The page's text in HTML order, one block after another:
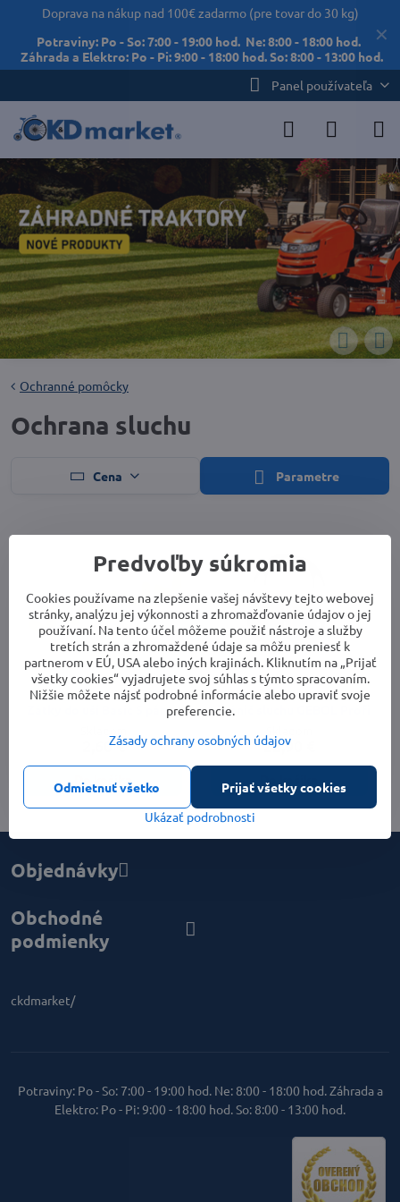
✕
Doprava na nákup nad 100€ zadarmo (pre tovar do 30 kg)
Potraviny: Po - So: 7:00 - 19:00 hod. Ne: 8:00 - 18:00 hod.
Záhrada a Elektro: Po - Pi: 9:00 - 18:00 hod. So: 8:00 - 13:00 hod.
Panel používateľa
Ochranné pomôcky
Ochrana sluchu
Cena Parametre
Zátky do uší Basic 5 párov
2,60 €
Do košíka
Chránič sluchu GEBOL Profi
22,90 €
Do košíka
Objednávky
Obchodné
podmienky
ckdmarket/
Potraviny: Po - So: 7:00 - 19:00 hod. Ne: 8:00 - 18:00 hod. Záhrada a
Elektro: Po - Pi: 9:00 - 18:00 hod. So: 8:00 - 13:00 hod.
Predvoľby súkromia
Cookies používame na zlepšenie vašej návštevy tejto webovej
stránky, analýzu jej výkonnosti a zhromažďovanie údajov o jej
používaní. Na tento účel môžeme použiť nástroje a služby
tretích strán a zhromaždené údaje sa môžu preniesť k
partnerom v EÚ, USA alebo iných krajinách. Kliknutím na „Prijať
všetky cookies“ vyjadrujete svoj súhlas s týmto spracovaním.
Nižšie môžete nájsť podrobné informácie alebo upraviť svoje
preferencie.
Zásady ochrany osobných údajov
Ukázať podrobnosti
Prijať všetky cookies
Odmietnuť všetko